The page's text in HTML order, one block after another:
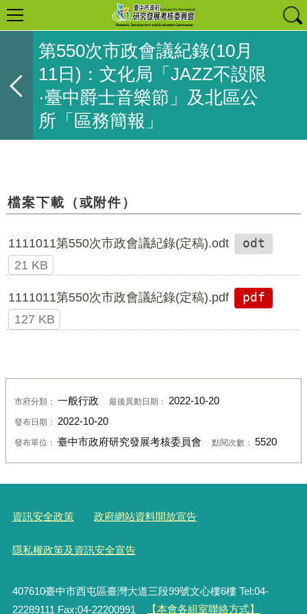
第550次市政會議紀錄(10月
11日)：文化局「JAZZ不設限
·臺中爵士音樂節」及北區公
所「區務簡報」
檔案下載（或附件）
1111011第550次市政會議紀錄(定稿).odt
odt
21 KB
1111011第550次市政會議紀錄(定稿).pdf
pdf
127 KB
市府分類： 一般行政 最後異動日期： 2022-10-20
發布日期： 2022-10-20
發布單位： 臺中市政府研究發展考核委員會 點閱次數： 5520
資訊安全政策 政府網站資料開放宣告
隱私權政策及資訊安全宣告
407610臺中市西屯區臺灣大道三段99號文心樓6樓 Tel:04-
22289111 Fax:04-22200991
【本會各組室聯絡方式】